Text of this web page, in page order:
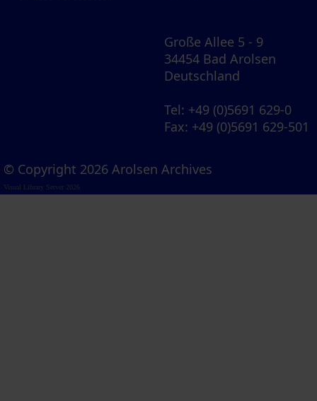
Große Allee 5 - 9
34454 Bad Arolsen
Deutschland
Tel: +49 (0)5691 629-0
Fax: +49 (0)5691 629-501
© Copyright 2026 Arolsen Archives
Visual Library Server 2026